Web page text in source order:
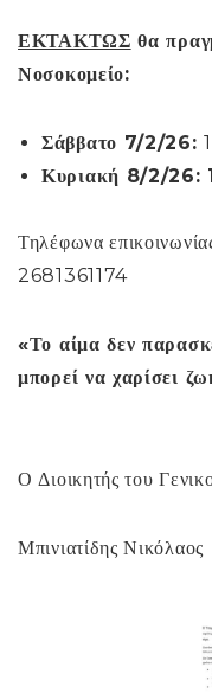
ΕΚΤΑΚΤΩΣ θα
Νοσοκομείο:
Σάββατο 7/2/26:
Κυριακή 8/2/26:
Τηλέφωνα
2681361174
«Το αίμα δεν
μπορεί να χαρίσει
Ο Διοικητής του
Μπινιατίδης Νικόλαος